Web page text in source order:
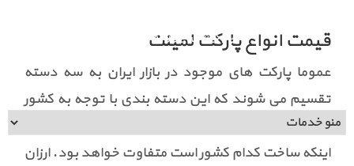
اپلیکیشن تیراژه هارمونی
قیمت انواع پارکت لمینت
عموما پارکت های موجود در بازار ایران به سه دسته
تقسیم می شوند که این دسته بندی با توجه به کشور
سازنده ی آن است که
اینکه ساخت کدام کشور است متفاوت خواهد بود. ارزان